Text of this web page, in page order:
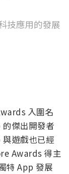
技應用的發展
入圍名
傑出開發者
遊戲也已經
Awards 得主
特 App 發展